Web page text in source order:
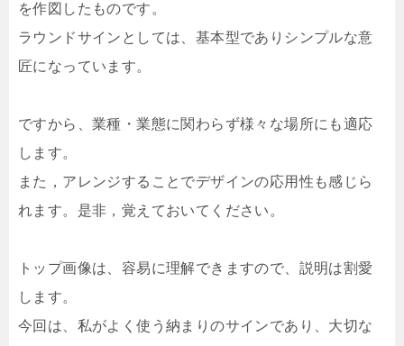
を作図したものです。
ラウンドサインとしては、基本型でありシンプルな意
匠になっています。
ですから、業種・業態に関わらず様々な場所にも適応
します。
また，アレンジすることでデザインの応用性も感じら
れます。是非，覚えておいてください。
トップ画像は、容易に理解できますので、説明は割愛
します。
今回は、私がよく使う納まりのサインであり、大切な